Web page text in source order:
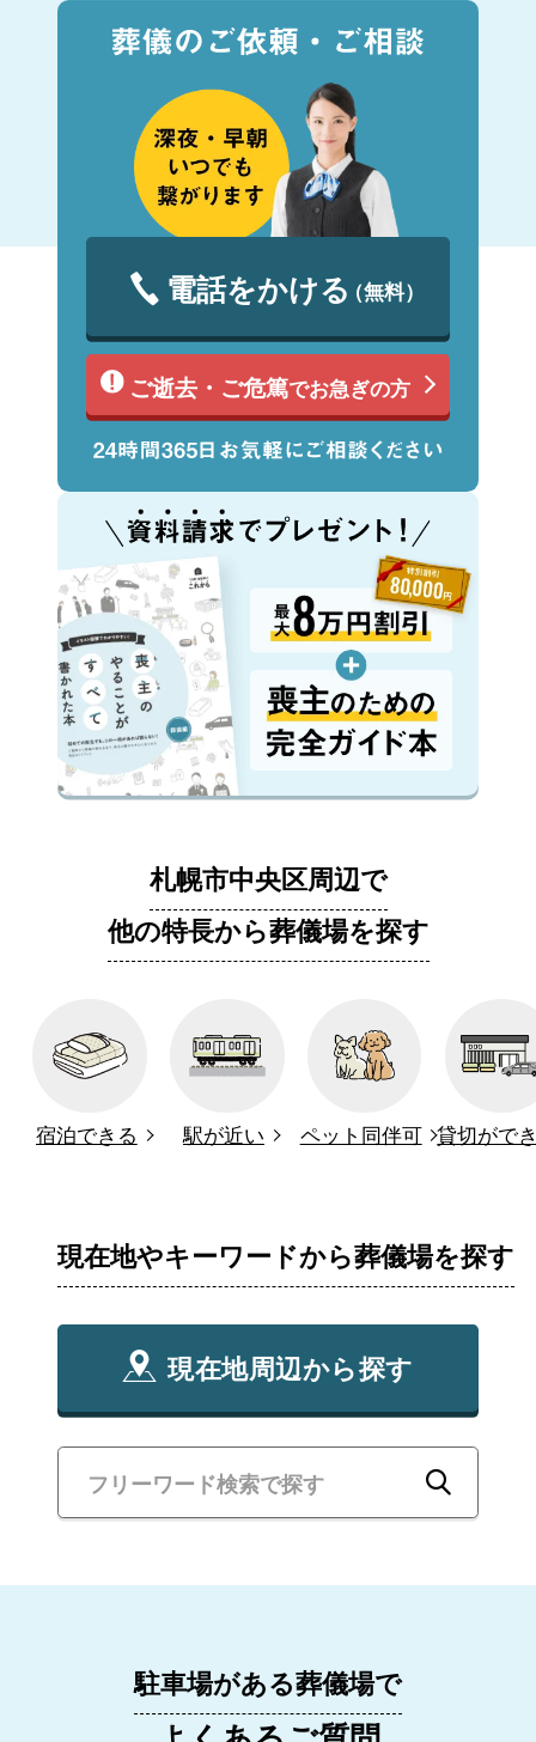
電話をかける（無料）
ご逝去・ご危篤でお急ぎの方
札幌市中央区周辺で
他の特長から葬儀場を探す
宿泊できる 駅が近い ペット同伴可 貸切がで
現在地やキーワードから葬儀場を探す
現在地周辺から探す
駐車場がある葬儀場で